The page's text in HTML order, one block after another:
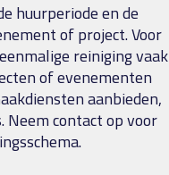
huurperiode en de
of project. Voor
reiniging vaak
of evenementen
aanbieden,
contact op voor